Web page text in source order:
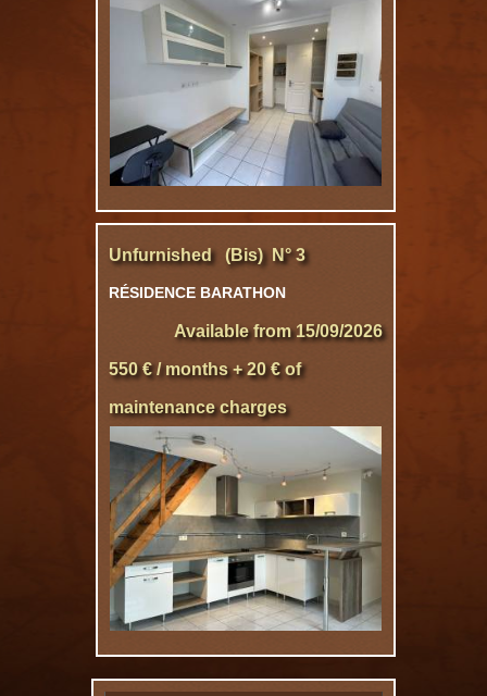
Unfurnished (Bis) N° 3
RÉSIDENCE BARATHON
Available from 15/09/2026
550 € / months + 20 € of
maintenance charges